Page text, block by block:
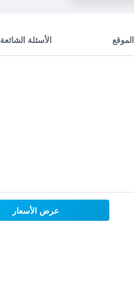
الموقع الأسئلة الشائعة
عرض الأسعار